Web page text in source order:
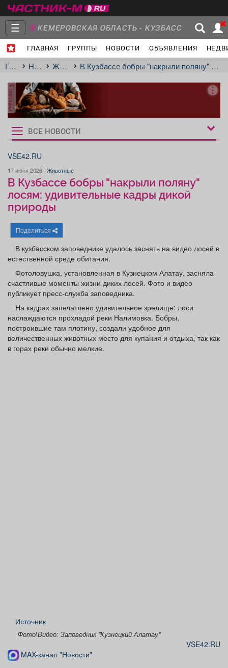
☰ КЕМЕРОВСКАЯ ОБЛАСТЬ - КУЗБАСС
ГЛАВНАЯ ГРУППЫ НОВОСТИ ОБЪЯВЛЕНИЯ
Главная
Группы
Объявления Недвижимость Услуги
Работа Транспорт
Афиша
Товары Поздравления
ТВ программа Я - пенсионер
ГлавнаяНовостиЖивотныеВ Кузбассе бобры "накрыли поляну" лосям: удивительные кадры дикой природы
реклама
Рукбрики
новостей
ВСЕ НОВОСТИ
VSE42.RU
17 июня 2026 Животные
В Кузбассе бобры "накрыли поляну"
лосям: удивительные кадры дикой
природы
Поделиться
В кузбасском заповеднике удалось заснять на видео лосей в
естественной среде обитания.
Фотоловушка, установленная в Кузнецком Алатау, засняла
счастливые моменты жизни диких лосей. Фото и видео
публикует пресс-служба заповедника.
На кадрах запечатлено удивительное зрелище: лоси
наслаждаются прохладой реки Налимовка. Бобры,
построившие там плотину, создали удобное для
величественных животных место для купания и отдыха, так как
в горах реки обычно мелкие.
Источник
Фото\Видео: Заповедник "Кузнецкий Алатау"
VSE42.RU
MAX-канал "Новости"